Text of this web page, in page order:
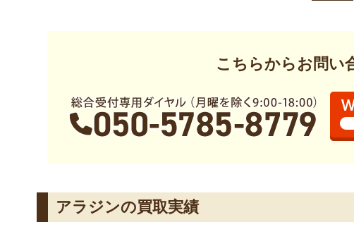
こちらからお問い
アラジンの買取実績